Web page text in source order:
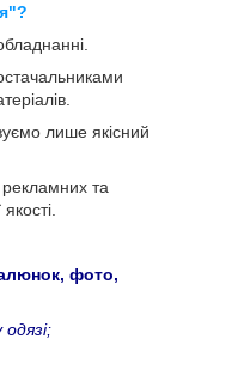
лише якісний
та
фото,